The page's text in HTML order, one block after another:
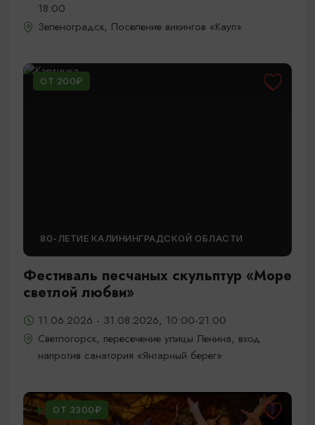
18:00
Зеленоградск, Поселение викингов «Кауп»
ОТ 200₽
80-ЛЕТИЕ КАЛИНИНГРАДСКОЙ ОБЛАСТИ
Фестиваль песчаных скульптур «Море
светлой любви»
11.06.2026 - 31.08.2026, 10:00-21:00
Светлогорск, пересечение улицы Ленина, вход
напротив санатория «Янтарный берег»
ОТ 3300₽